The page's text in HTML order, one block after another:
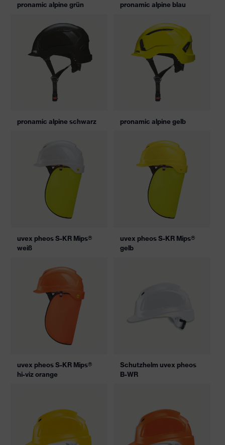
pronamic alpine grün pronamic alpine blau
pronamic alpine schwarz pronamic alpine gelb
uvex pheos S-KR Mips®
weiß
uvex pheos S-KR Mips®
gelb
uvex pheos S-KR Mips®
hi-viz orange
Schutzhelm uvex pheos
B-WR